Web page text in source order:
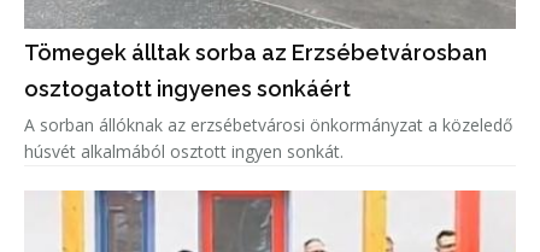
Tömegek álltak sorba az Erzsébetvárosban
osztogatott ingyenes sonkáért
A sorban állóknak az erzsébetvárosi önkormányzat a közeledő
húsvét alkalmából osztott ingyen sonkát.